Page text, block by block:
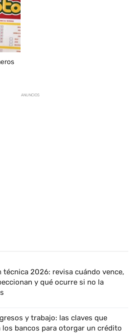
ANUNCIOS
técnica 2026: revisa cuándo vence,
y qué ocurre si no la
y trabajo: las claves que
los bancos para otorgar un crédito